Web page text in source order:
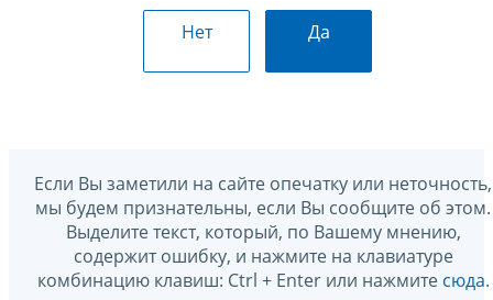
Нет Да
Если Вы заметили на сайте опечатку или неточность,
мы будем признательны, если Вы сообщите об этом.
Выделите текст, который, по Вашему мнению,
содержит ошибку, и нажмите на клавиатуре
комбинацию клавиш: Ctrl + Enter или нажмите сюда.